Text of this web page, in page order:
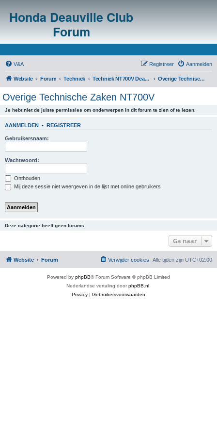
Honda Deauville Club
Forum
V&A Aanmelden
Registreer
Website Forum Techniek Techniek NT700V Deauville Overige Technische Zaken NT700V
Overige Technische Zaken NT700V
Je hebt niet de juiste permissies om onderwerpen in dit forum te zien of te lezen.
AANMELDEN • REGISTREER
Gebruikersnaam:
Wachtwoord:
Onthouden
Mij deze sessie niet weergeven in de lijst met online gebruikers
Deze categorie heeft geen forums.
Ga naar
Website Forum Alle tijden zijn UTC+02:00
Verwijder cookies
Powered by phpBB® Forum Software © phpBB Limited
Nederlandse vertaling doorphpBB.nl
Privacy | Gebruikersvoorwaarden